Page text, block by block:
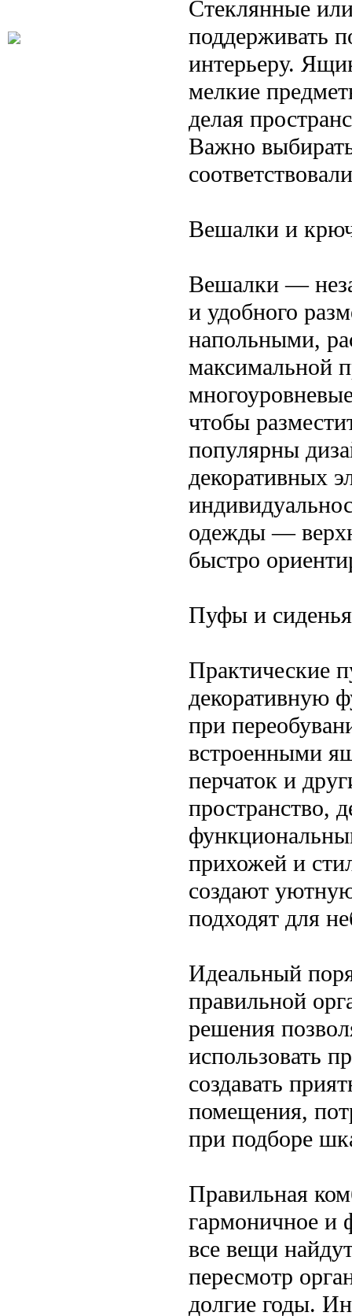
Стеклянные
поддерживать
интерьеру.
мелкие
делая
Важно
Вешалки и
Вешалки —
и удобного
напольными,
максимальной
чтобы
популярны
декоративных
одежды —
быстро
Пуфы и
Практические
декоративную
при
встроенными
перчаток и
пространство,
прихожей и
создают
подходят для
Идеальный
правильной
решения
использовать
создавать
помещения,
при подборе
Правильная
гармоничное и
все вещи
пересмотр
долгие годы.